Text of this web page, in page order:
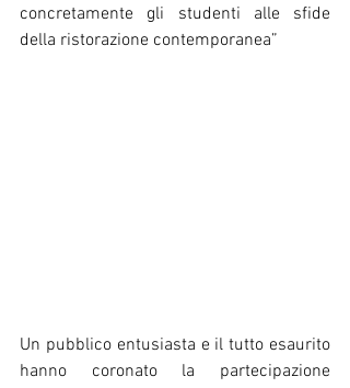
concretamente gli studenti alle sfide
della ristorazione contemporanea”
Un pubblico entusiasta e il tutto esaurito
hanno coronato la partecipazione